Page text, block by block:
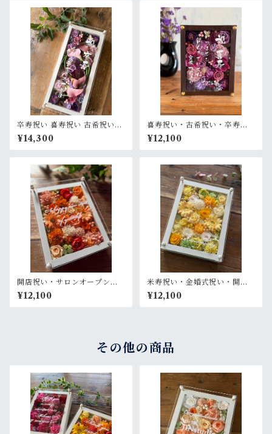
ー〉
式両親贈呈品に
卒寿祝い 喜寿祝い 古希祝い
【名入れ】プリザーブドフラ
ワーアレンジ ウッドフレーム
白木枠ロング〈パープル〉
¥14,300
喜寿祝い・古希祝い・卒寿祝
い・長寿祝い・結婚記念日祝
い【名入れ】プリザーブドフ
ラワーアレンジ ウッドフレー
¥12,100
開店祝い・サロンオープン祝
い・退職祝い・結婚祝い【名
入れ】プリザーブドフラワー
アレンジ ウッドフレーム 白木
¥12,100
米寿祝い・金婚式祝い・開店
祝い・サロンオープン祝い・
退職祝い【名入れ】プリザー
ブドフラワーアレンジ ウッド
¥12,100
その他の商品